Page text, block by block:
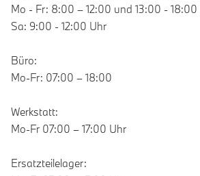
Mo - Fr: 8:00 – 12:00 und 13:00 - 18:00
Sa: 9:00 - 12:00 Uhr
Büro:
Mo-Fr: 07:00 – 18:00
Werkstatt:
Mo-Fr 07:00 – 17:00 Uhr
Ersatzteilelager: